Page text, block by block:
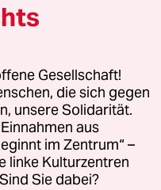
oder für Genehmigungen
Richtlinien
Impressum AGB
Gesellschaft!
die sich gegen
unsere Solidarität.
aus
im Zentrum“ –
linke Kulturzentren
Sie dabei?